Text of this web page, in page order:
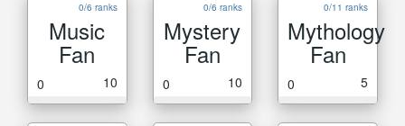
0/6 ranks
Music
Fan
0 10
0/6 ranks
Mystery
Fan
0 10
0/11 ranks
Mythology
Fan
0 5